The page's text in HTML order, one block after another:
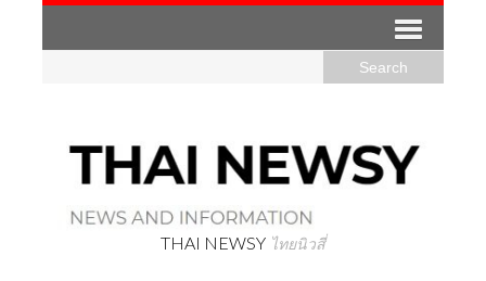
THAI NEWSY ไทยนิวสี่